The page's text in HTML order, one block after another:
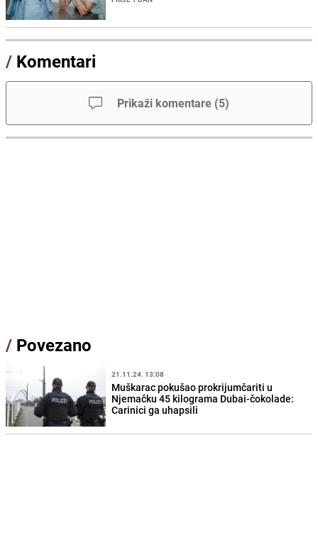
/ Komentari
Prikaži komentare (5)
/ Povezano
21.11.24. 13:08
Muškarac pokušao prokrijumčariti u
Njemačku 45 kilograma Dubai-čokolade:
Carinici ga uhapsili